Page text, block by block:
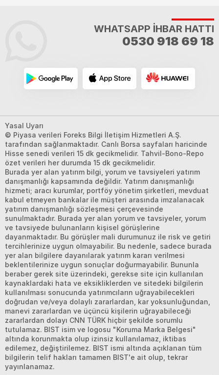
WHATSAPP İHBAR HATTI
0530 918 69 18
Yasal Uyarı
© Piyasa verileri Foreks Bilgi İletişim Hizmetleri A.Ş.
tarafından sağlanmaktadır. Canlı Borsa sayfaları haricinde
Hisse senedi verileri 15 dk gecikmelidir. Tahvil-Bono-Repo
özet verileri her durumda 15 dk gecikmelidir.
Burada yer alan yatırım bilgi, yorum ve tavsiyeleri yatırım
danışmanlığı kapsamında değildir. Yatırım danışmanlığı
hizmeti; aracı kurumlar, portföy yönetim şirketleri, mevduat
kabul etmeyen bankalar ile müşteri arasında imzalanacak
yatırım danışmanlığı sözleşmesi çerçevesinde
sunulmaktadır. Burada yer alan yorum ve tavsiyeler, yorum
ve tavsiyede bulunanların kişisel görüşlerine
dayanmaktadır. Bu görüşler mali durumunuz ile risk ve getiri
tercihlerinize uygun olmayabilir. Bu nedenle, sadece burada
yer alan bilgilere dayanılarak yatırım kararı verilmesi
beklentilerinize uygun sonuçlar doğurmayabilir. Bununla
beraber gerek site üzerindeki, gerekse site için kullanılan
kaynaklardaki hata ve eksikliklerden ve sitedeki bilgilerin
kullanılması sonucunda yatırımcıların uğrayabilecekleri
doğrudan ve/veya dolaylı zararlardan, kar yoksunluğundan,
manevi zararlardan ve üçüncü kişilerin uğrayabileceği
zararlardan dolayı CNN TÜRK hiçbir şekilde sorumlu
tutulamaz. BIST isim ve logosu "Koruma Marka Belgesi"
altında korunmakta olup izinsiz kullanılamaz, iktibas
edilemez, değiştirilemez. BIST ismi altında açıklanan tüm
bilgilerin telif hakları tamamen BIST'e ait olup, tekrar
yayınlanamaz.